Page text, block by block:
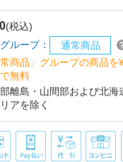
(税込)
ループ：
通常商品
常商品」グループの商品
無料
離島・山間部および北海
アを除く